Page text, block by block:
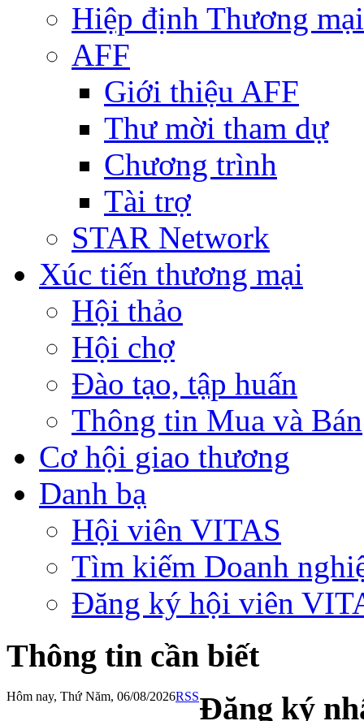
Hiệp định Thương
AFF
Giới thiệu AFF
Thư mời tham dự
Chương trình
Tài trợ
STAR Network
Xúc tiến thương mại
Hội thảo
Hội chợ
Đào tạo, tập huấn
Thông tin Mua và Bán
Cơ hội giao thương
Danh bạ
Hội viên VITAS
Tìm kiếm Doanh
Đăng ký hội viên
Thông tin cần biết
Hôm nay, Thứ Năm, 06/08/2026RSSĐăng ký